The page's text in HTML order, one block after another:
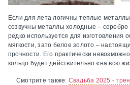
Если для лета логичны теплые
созвучны металлы холодные –
редко используется для изготовления
мягкости, зато белое золото –
прочности. Его практически
кольцо будет действительно «на всю
Смотрите также: Свадьба 2025 -